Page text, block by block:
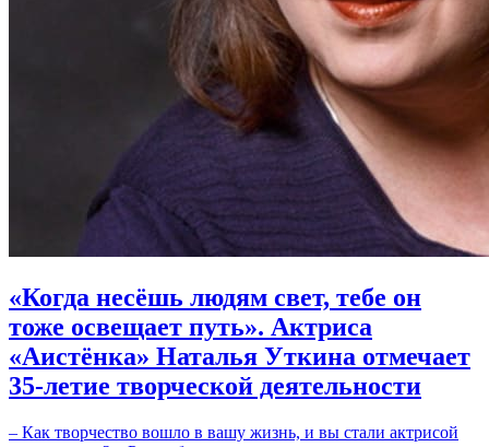
«Когда несёшь людям свет, тебе он
тоже освещает путь». Актриса
«Аистёнка» Наталья Уткина отмечает
35-летие творческой деятельности
– Как творчество вошло в вашу жизнь, и вы стали актрисой